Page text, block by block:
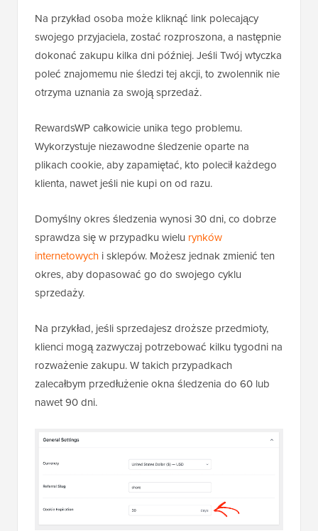
Na przykład osoba może kliknąć link polecający
swojego przyjaciela, zostać rozproszona, a następnie
dokonać zakupu kilka dni później. Jeśli Twój wtyczka
poleć znajomemu nie śledzi tej akcji, to zwolennik nie
otrzyma uznania za swoją sprzedaż.
RewardsWP całkowicie unika tego problemu.
Wykorzystuje niezawodne śledzenie oparte na
plikach cookie, aby zapamiętać, kto polecił każdego
klienta, nawet jeśli nie kupi on od razu.
Domyślny okres śledzenia wynosi 30 dni, co dobrze
sprawdza się w przypadku wielu rynków
internetowych i sklepów. Możesz jednak zmienić ten
okres, aby dopasować go do swojego cyklu
sprzedaży.
Na przykład, jeśli sprzedajesz droższe przedmioty,
klienci mogą zazwyczaj potrzebować kilku tygodni na
rozważenie zakupu. W takich przypadkach
zalecałbym przedłużenie okna śledzenia do 60 lub
nawet 90 dni.